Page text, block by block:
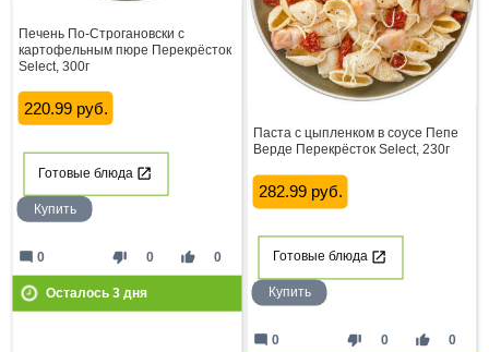
Печень По-Строгановски с
картофельным пюре Перекрёсток
Select, 300г
220.99 руб.
Готовые блюда
Купить
thumb_down 0 thumb_up 0
mode_comment 0
Осталось 3дня
Паста с цыпленком в соусе Пепе
Верде Перекрёсток Select, 230г
282.99 руб.
Готовые блюда
Купить
thumb_down 0 thumb_up 0
mode_comment 0